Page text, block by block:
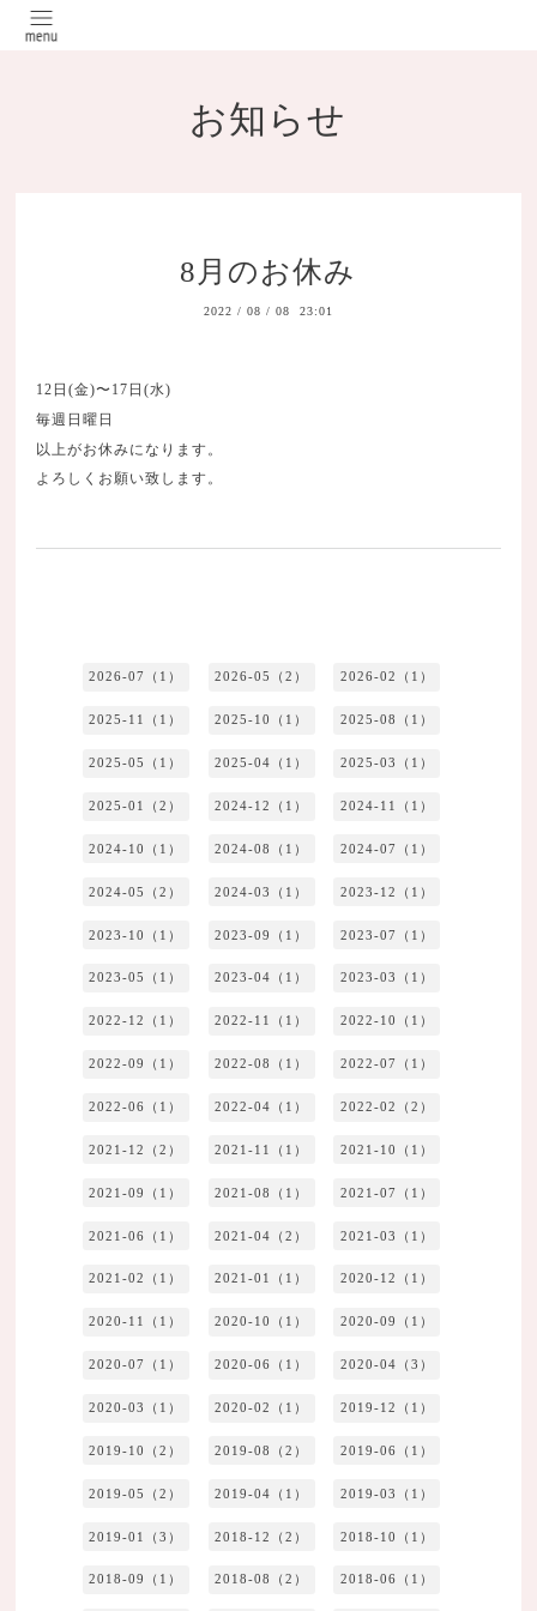
お知らせ
8月のお休み
2022 / 08 / 08 23:01
12日(金)〜17日(水)
毎週日曜日
以上がお休みになります。
よろしくお願い致します。
2026-07（1） 2026-05（2） 2026-02（1）
2025-11（1） 2025-10（1） 2025-08（1）
2025-05（1） 2025-04（1） 2025-03（1）
2025-01（2） 2024-12（1） 2024-11（1）
2024-10（1） 2024-08（1） 2024-07（1）
2024-05（2） 2024-03（1） 2023-12（1）
2023-10（1） 2023-09（1） 2023-07（1）
2023-05（1） 2023-04（1） 2023-03（1）
2022-12（1） 2022-11（1） 2022-10（1）
2022-09（1） 2022-08（1） 2022-07（1）
2022-06（1） 2022-04（1） 2022-02（2）
2021-12（2） 2021-11（1） 2021-10（1）
2021-09（1） 2021-08（1） 2021-07（1）
2021-06（1） 2021-04（2） 2021-03（1）
2021-02（1） 2021-01（1） 2020-12（1）
2020-11（1） 2020-10（1） 2020-09（1）
2020-07（1） 2020-06（1） 2020-04（3）
2020-03（1） 2020-02（1） 2019-12（1）
2019-10（2） 2019-08（2） 2019-06（1）
2019-05（2） 2019-04（1） 2019-03（1）
2019-01（3） 2018-12（2） 2018-10（1）
2018-09（1） 2018-08（2） 2018-06（1）